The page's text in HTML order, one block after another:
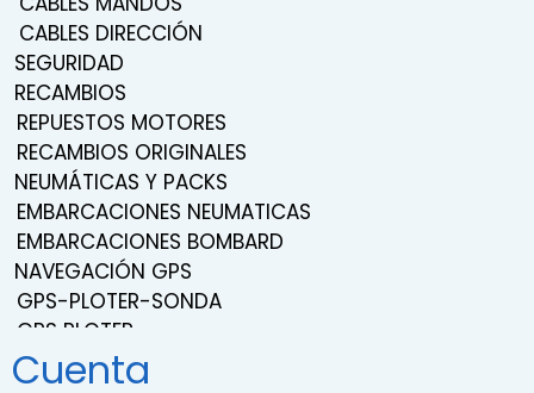
CABLES DIRECCIÓN
SEGURIDAD
RECAMBIOS
REPUESTOS MOTORES
RECAMBIOS ORIGINALES
NEUMÁTICAS Y PACKS
EMBARCACIONES NEUMATICAS
EMBARCACIONES BOMBARD
NAVEGACIÓN GPS
GPS-PLOTER-SONDA
GPS PLOTER
NAVEGACIÓN
Cuenta